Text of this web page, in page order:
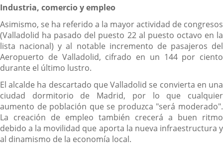
Industria, comercio y empleo
Asimismo, se ha referido a la mayor actividad de congresos
(Valladolid ha pasado del puesto 22 al puesto octavo en la
lista nacional) y al notable incremento de pasajeros del
Aeropuerto de Valladolid, cifrado en un 144 por ciento
durante el último lustro.
El alcalde ha descartado que Valladolid se convierta en una
ciudad dormitorio de Madrid, por lo que cualquier
aumento de población que se produzca "será moderado".
La creación de empleo también crecerá a buen ritmo
debido a la movilidad que aporta la nueva infraestructura y
al dinamismo de la economía local.